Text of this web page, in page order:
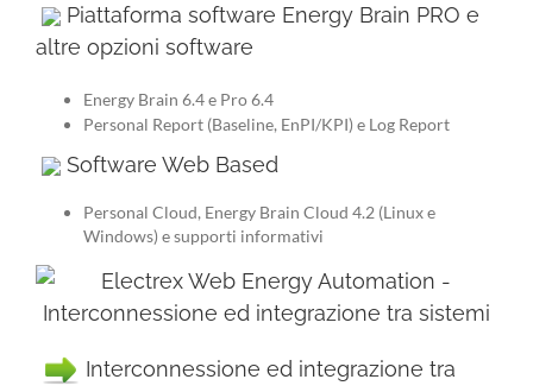
Piattaforma software Energy Brain PRO e
altre opzioni software
Energy Brain 6.4 e Pro 6.4
Personal Report (Baseline, EnPI/KPI) e Log Report
Software Web Based
Personal Cloud, Energy Brain Cloud 4.2 (Linux e
Windows) e supporti informativi
Interconnessione ed integrazione tra